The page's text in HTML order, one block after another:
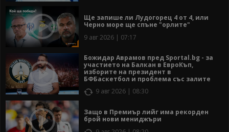
Ще запише ли Лудогорец 4 от 4, или
Черно море ще спъне "орлите"
9 авг 2026 | 07:17
Божидар Аврамов пред Sportal.bg - за
участието на Балкан в ЕвроКъп,
изборите на президент в
БФБаскетбол и проблема със залите
9 авг 2026 | 08:30
Защо в Премиър лийг има рекорден
брой нови мениджъри